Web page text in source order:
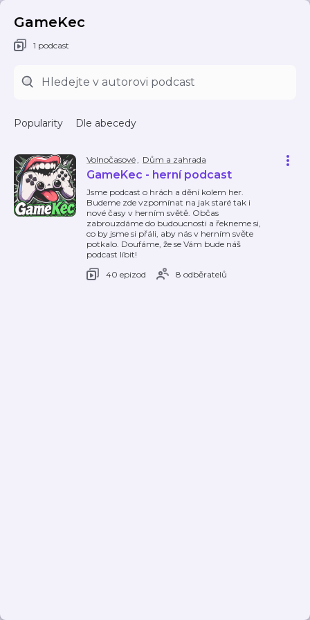
GameKec
1 podcast
Popularity Dle abecedy
Volnočasové, Dům a zahrada
GameKec - herní podcast
Jsme podcast o hrách a dění kolem her.
Budeme zde vzpomínat na jak staré tak i
nové časy v herním světě. Občas
zabrouzdáme do budoucnosti a řekneme si,
co by jsme si přáli, aby nás v herním světe
potkalo. Doufáme, že se Vám bude náš
podcast líbit!
40 epizod
8 odběratelů